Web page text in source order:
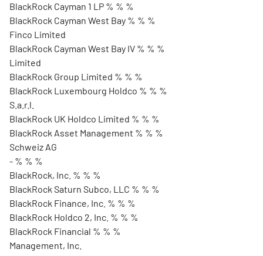
BlackRock Cayman 1 LP % % %
BlackRock Cayman West Bay % % %
Finco Limited
BlackRock Cayman West Bay IV % % %
Limited
BlackRock Group Limited % % %
BlackRock Luxembourg Holdco % % %
S.a.r.l.
BlackRock UK Holdco Limited % % %
BlackRock Asset Management % % %
Schweiz AG
- % % %
BlackRock, Inc. % % %
BlackRock Saturn Subco, LLC % % %
BlackRock Finance, Inc. % % %
BlackRock Holdco 2, Inc. % % %
BlackRock Financial % % %
Management, Inc.